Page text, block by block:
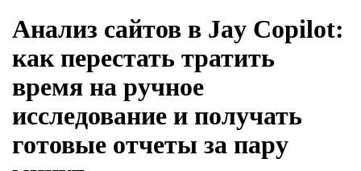
Анализ сайтов в Jay Copilot:
как перестать тратить
время на ручное
исследование и получать
готовые отчеты за пару